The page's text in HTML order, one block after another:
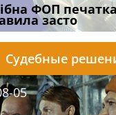
ФОП
засто
Судебные
05